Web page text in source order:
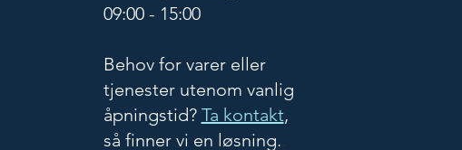
09:00 - 15:00
Behov for varer eller
tjenester utenom vanlig
åpningstid? Ta kontakt,
så finner vi en løsning..